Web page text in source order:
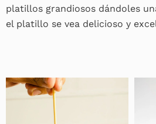
platillos grandiosos dándoles
el platillo se vea delicioso y